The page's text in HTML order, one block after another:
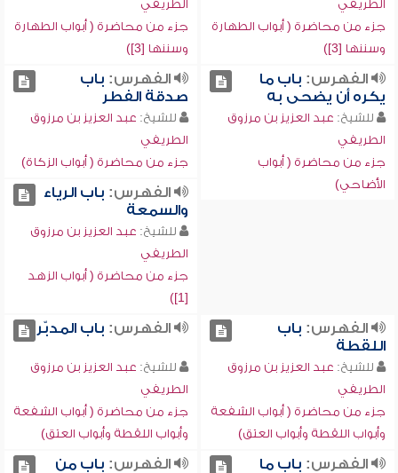
الطريفي
جزء من محاضرة ( أبواب الطهارة
وسننها [3])
الطريفي
جزء من محاضرة ( أبواب الطهارة
وسننها [3])
الفهرس: باب ما
يكره أن يضحى به
للشيخ: عبد العزيز بن مرزوق
الطريفي
جزء من محاضرة ( أبواب
الأضاحي)
الفهرس: باب
صدقة الفطر
للشيخ: عبد العزيز بن مرزوق
الطريفي
جزء من محاضرة ( أبواب الزكاة)
الفهرس: باب الرياء
والسمعة
للشيخ: عبد العزيز بن مرزوق
الطريفي
جزء من محاضرة ( أبواب الزهد
[1])
الفهرس: باب
اللقطة
للشيخ: عبد العزيز بن مرزوق
الطريفي
جزء من محاضرة ( أبواب الشفعة
وأبواب اللقطة وأبواب العتق)
الفهرس: باب المدبّر
للشيخ: عبد العزيز بن مرزوق
الطريفي
جزء من محاضرة ( أبواب الشفعة
وأبواب اللقطة وأبواب العتق)
الفهرس: باب ما
الفهرس: باب من